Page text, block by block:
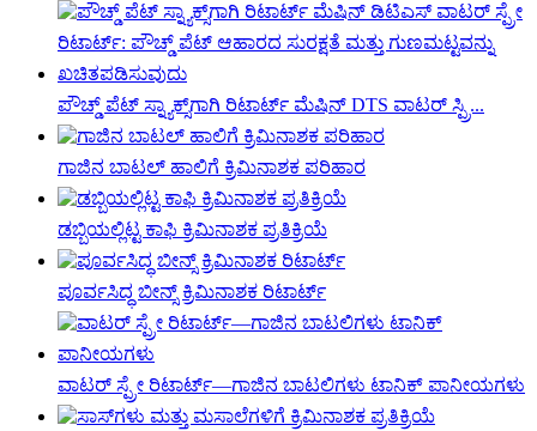
ಪೌಚ್ಡ್ ಪೆಟ್ ಸ್ನ್ಯಾಕ್ಸ್‌ಗಾಗಿ ರಿಟಾರ್ಟ್ ಮೆಷಿನ್ DTS ವಾಟರ್ ಸ್ಪ್ರಿ...
ಗಾಜಿನ ಬಾಟಲ್ ಹಾಲಿಗೆ ಕ್ರಿಮಿನಾಶಕ ಪರಿಹಾರ
ಡಬ್ಬಿಯಲ್ಲಿಟ್ಟ ಕಾಫಿ ಕ್ರಿಮಿನಾಶಕ ಪ್ರತಿಕ್ರಿಯೆ
ಪೂರ್ವಸಿದ್ಧ ಬೀನ್ಸ್ ಕ್ರಿಮಿನಾಶಕ ರಿಟಾರ್ಟ್
ವಾಟರ್ ಸ್ಪ್ರೇ ರಿಟಾರ್ಟ್—ಗಾಜಿನ ಬಾಟಲಿಗಳು ಟಾನಿಕ್ ಪಾನೀಯಗಳು